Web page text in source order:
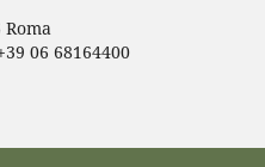
Roma
06 68164400